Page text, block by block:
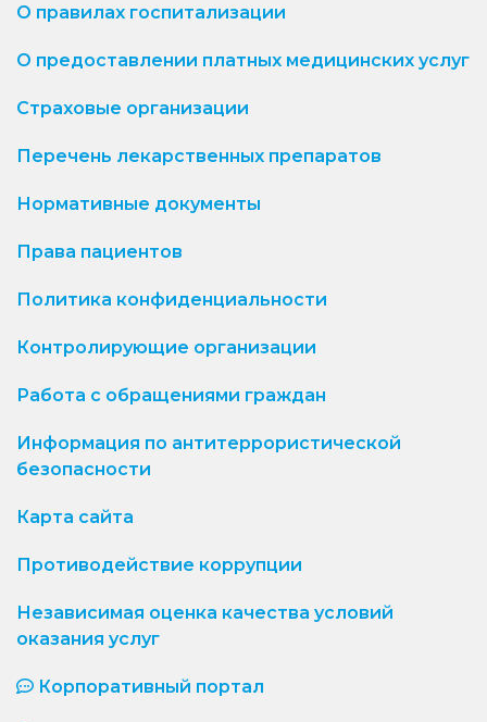
О правилах госпитализации
О предоставлении платных медицинских услуг
Страховые организации
Перечень лекарственных препаратов
Нормативные документы
Права пациентов
Политика конфиденциальности
Контролирующие организации
Работа с обращениями граждан
Информация по антитеррористической
безопасности
Карта сайта
Противодействие коррупции
Независимая оценка качества условий
оказания услуг
Корпоративный портал